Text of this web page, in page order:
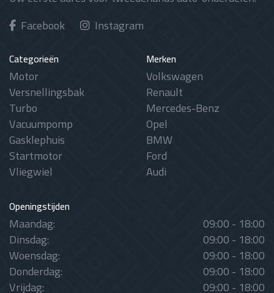
Facebook
Instagram
Categorieën
Motor
Versnellingsbak
Turbo
Vacuumpomp
Gasklephuis
Startmotor
Vliegwiel
Merken
Volkswagen
Renault
Mercedes-Benz
Opel
BMW
Ford
Audi
Openingstijden
Maandag: 09:00 - 18:00
Dinsdag: 09:00 - 18:00
Woensdag: 09:00 - 18:00
Donderdag: 09:00 - 18:00
Vrijdag: 09:00 - 18:00